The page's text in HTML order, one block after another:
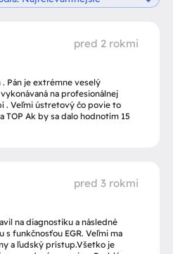
pred 2 rokmi
Pán je extrémne veselý
na profesionálnej
. Veľmi ústretový čo povie to
TOP Ak by sa dalo hodnotím 15
pred 3 rokmi
na diagnostiku a následné
s funkčnosťou EGR. Veľmi ma
a ľudský prístup.Všetko je